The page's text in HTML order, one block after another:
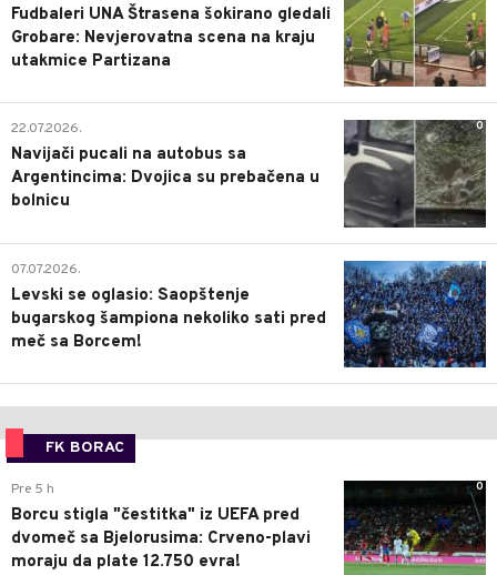
Fudbaleri UNA Štrasena šokirano gledali
Grobare: Nevjerovatna scena na kraju
utakmice Partizana
0
22.07.2026.
Navijači pucali na autobus sa
Argentincima: Dvojica su prebačena u
bolnicu
1
07.07.2026.
Levski se oglasio: Saopštenje
bugarskog šampiona nekoliko sati pred
meč sa Borcem!
FK BORAC
0
Pre 5 h
Borcu stigla "čestitka" iz UEFA pred
dvomeč sa Bjelorusima: Crveno-plavi
moraju da plate 12.750 evra!